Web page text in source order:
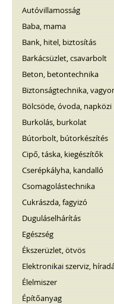
Autóvillamosság
Baba, mama
Bank, hitel, biztosítás
Barkácsüzlet, csavarbolt
Beton, betontechnika
Biztonságtechnika,
Bölcsöde, óvoda, napközi
Burkolás, burkolat
Bútorbolt, bútorkészítés
Cipő, táska, kiegészítők
Cserépkályha, kandalló
Csomagolástechnika
Cukrászda, fagyizó
Duguláselhárítás
Egészség
Ékszerüzlet, ötvös
Elektronikai szerviz,
Élelmiszer
Építőanyag